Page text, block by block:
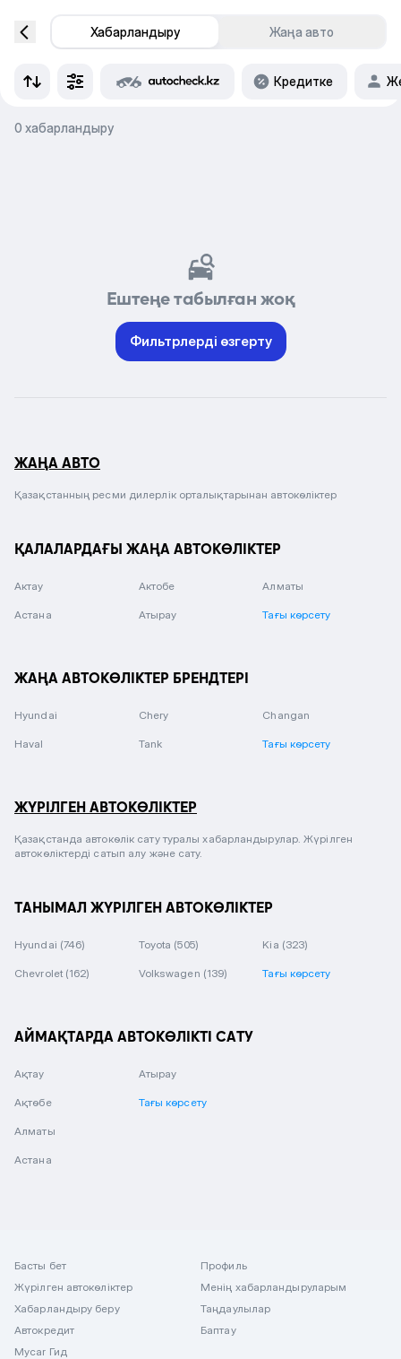
Хабарландыру Жаңа авто
Кредитке
0 хабарландыру
Ештеңе табылған жоқ
Фильтрлерді өзгерту
ЖАҢА АВТО
Қазақстанның ресми дилерлік орталықтарынан автокөліктер
ҚАЛАЛАРДАҒЫ ЖАҢА АВТОКӨЛІКТЕР
Актау Актобе Алматы
Астана Атырау Тағы көрсету
ЖАҢА АВТОКӨЛІКТЕР БРЕНДТЕРІ
Hyundai Chery Changan
Haval Tank Тағы көрсету
ЖҮРІЛГЕН АВТОКӨЛІКТЕР
Қазақстанда автокөлік сату туралы хабарландырулар. Жүрілген
автокөліктерді сатып алу және сату.
ТАНЫМАЛ ЖҮРІЛГЕН АВТОКӨЛІКТЕР
Hyundai (746) Toyota (505) Kia (323)
Chevrolet (162) Volkswagen (139) Тағы көрсету
АЙМАҚТАРДА АВТОКӨЛІКТІ САТУ
Ақтау
Ақтөбе
Алматы
Астана
Атырау
Тағы көрсету
Басты бет
Жүрілген автокөліктер
Хабарландыру беру
Автокредит
Mycar Гид
Профиль
Менің хабарландыруларым
Таңдаулылар
Баптау